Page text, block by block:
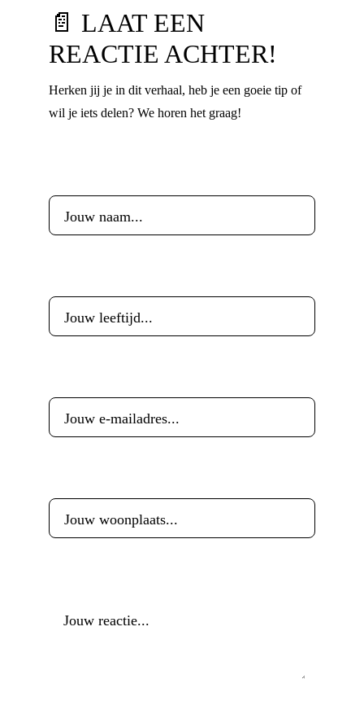
📄 LAAT EEN
REACTIE ACHTER!
Herken jij je in dit verhaal, heb je een goeie tip of
wil je iets delen? We horen het graag!